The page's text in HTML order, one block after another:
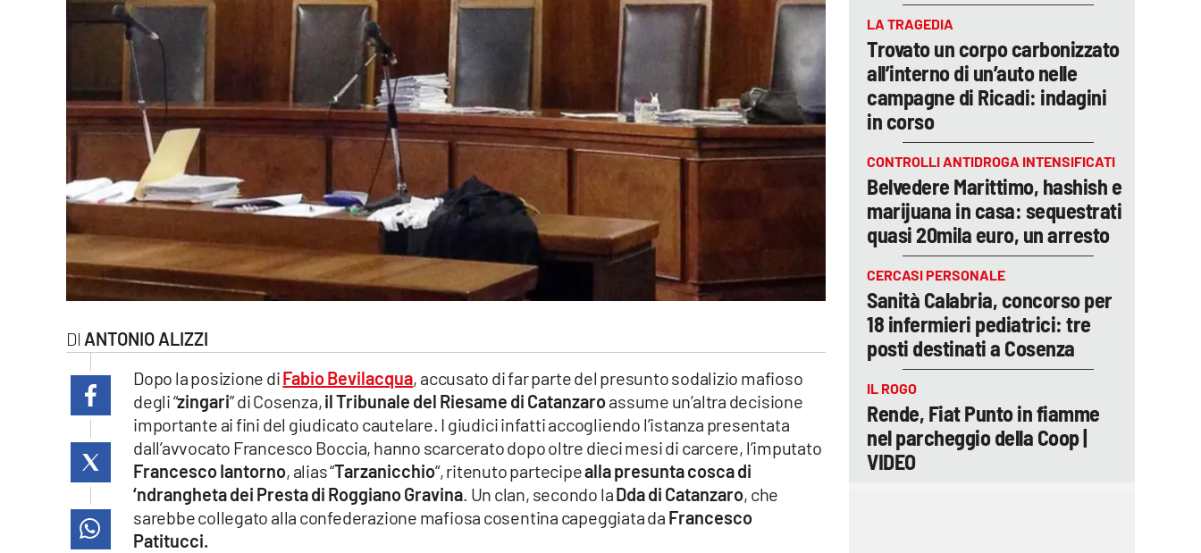
cosenzachannel.it
lacapitalenews.it
ANTONIO ALIZZI
Dopo la posizione diFabio Bevilacqua, accusato di far parte del presunto sodalizio mafioso
degli “zingari” di Cosenza,il Tribunale del Riesame di Catanzaroassume un’altra decisione
importante ai fini del giudicato cautelare. I giudici infatti accogliendo l’istanza presentata
dall’avvocato Francesco Boccia, hanno scarcerato dopo oltre dieci mesi di carcere, l’imputato
Francesco Iantorno, alias “Tarzanicchio“, ritenuto partecipealla presunta cosca di
‘ndrangheta dei Presta di Roggiano Gravina. Un clan, secondo laDda di Catanzaro, che
sarebbe collegato alla confederazione mafiosa cosentina capeggiata da Francesco
Patitucci.
LA TRAGEDIA
Trovato un corpo carbonizzato
all’interno di un’auto nelle
campagne di Ricadi: indagini
in corso
CONTROLLI ANTIDROGA INTENSIFICATI
Belvedere Marittimo, hashish e
marijuana in casa: sequestrati
quasi 20mila euro, un arresto
CERCASI PERSONALE
Sanità Calabria, concorso per
18 infermieri pediatrici: tre
posti destinati a Cosenza
IL ROGO
Rende, Fiat Punto in fiamme
nel parcheggio della Coop |
VIDEO